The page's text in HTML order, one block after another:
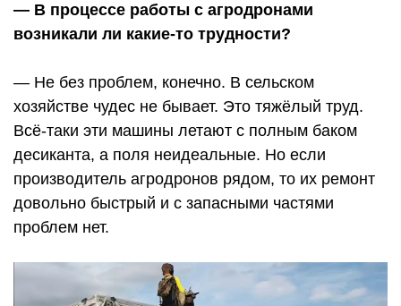
— В процессе работы с агродронами
возникали ли какие-то трудности?
— Не без проблем, конечно. В сельском
хозяйстве чудес не бывает. Это тяжёлый труд.
Всё-таки эти машины летают с полным баком
десиканта, а поля неидеальные. Но если
производитель агродронов рядом, то их ремонт
довольно быстрый и с запасными частями
проблем нет.